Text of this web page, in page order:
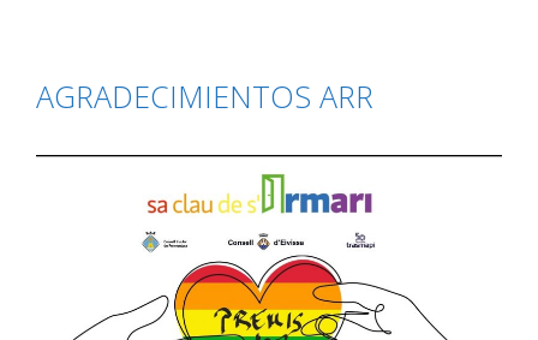
futuro:
la
Fundación
Antonio
Roig
Roselló
AGRADECIMIENTOS ARR